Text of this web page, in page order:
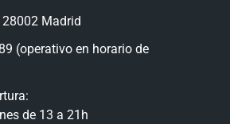
28002 Madrid
(operativo en horario de
de 13 a 21h